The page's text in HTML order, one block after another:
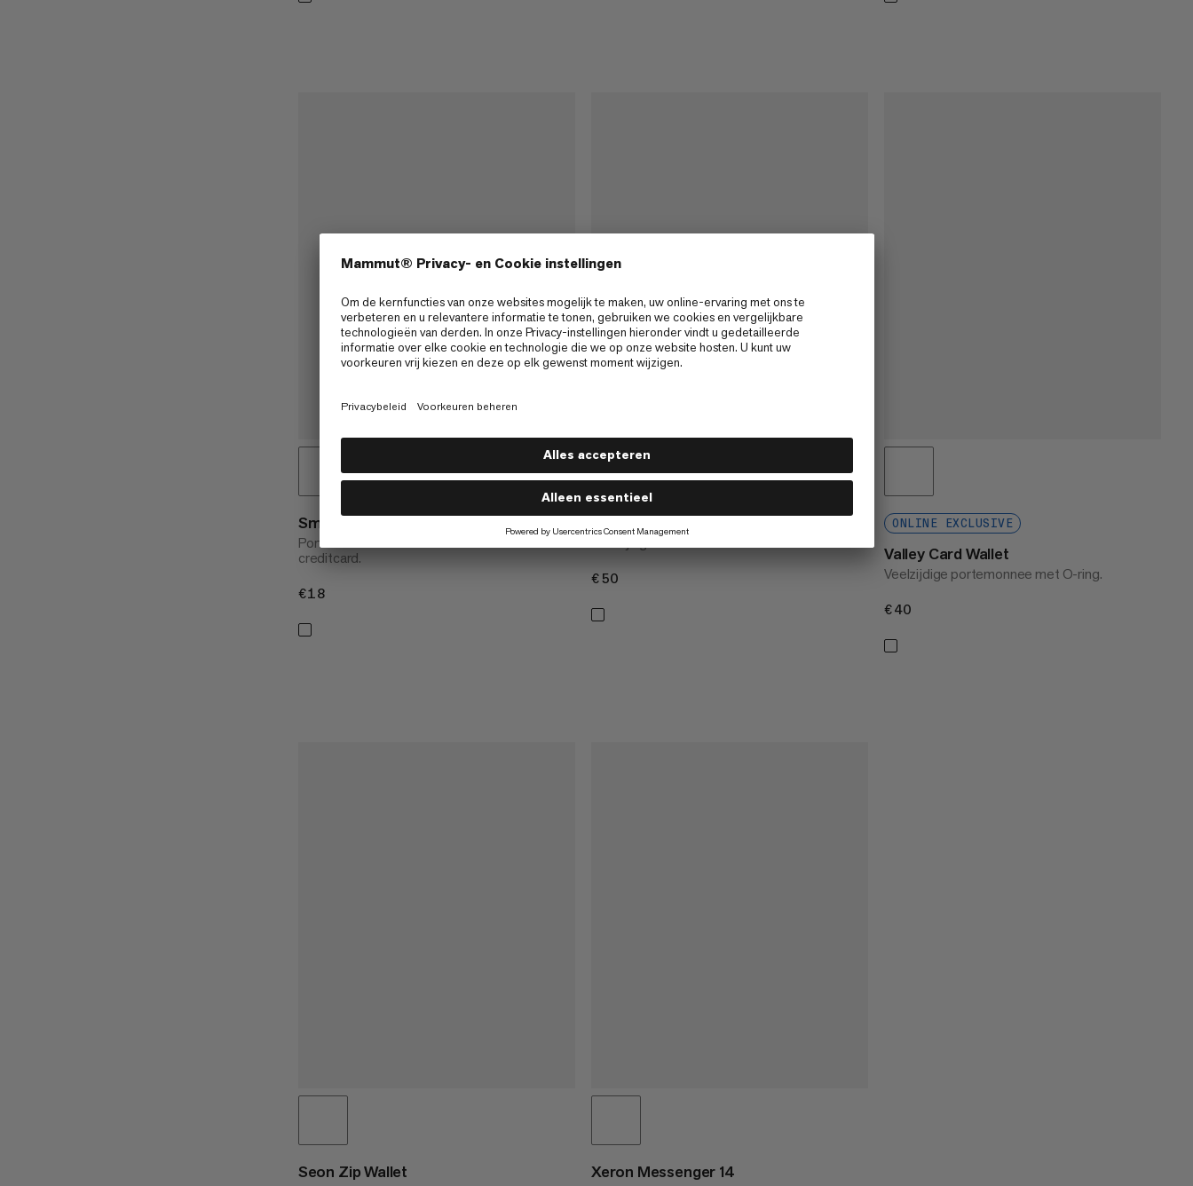
Smart Wallet Ultralight
Portemonnee in het formaat van een
creditcard.
€18
Seon Pouch
Veelzijdige en robuuste schoudertas.
€50
ONLINE EXCLUSIVE
Valley Card Wallet
Veelzijdige portemonnee met O-ring.
€40
Seon Zip Wallet Xeron Messenger 14